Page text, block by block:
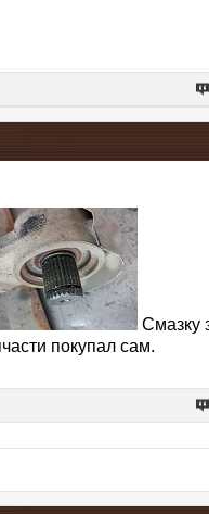
Смазку
покупал сам.